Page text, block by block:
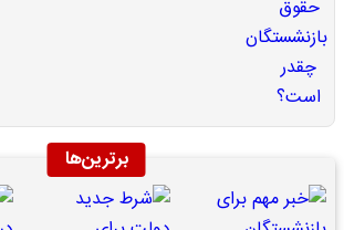
برترین‌ها